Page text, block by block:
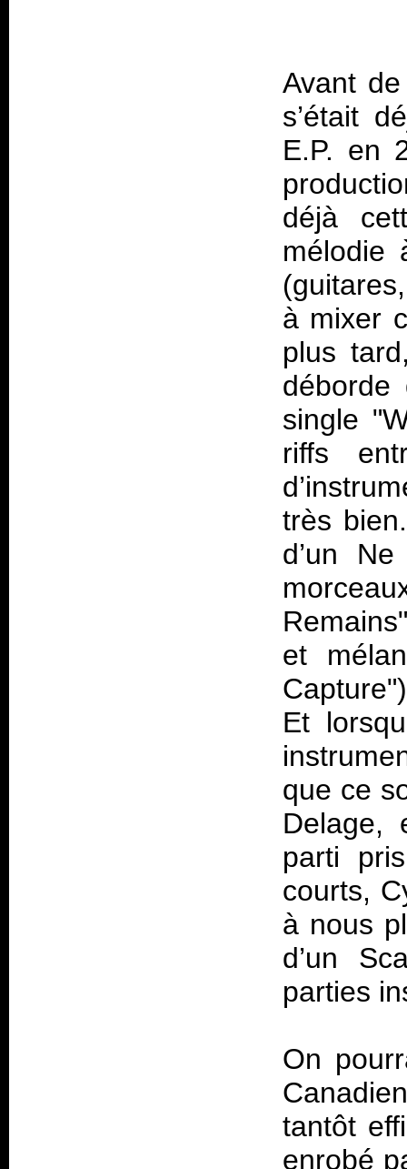
Avant
s’était
E.P. en
déjà
mélodie
à mixer
plus
déborde
single
riffs
très
d’un
et
Et
que ce
Delage,
parti
courts,
à nous
d’un
parties
On
tantôt
enrobé